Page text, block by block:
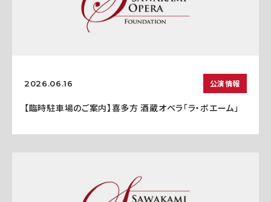
2026.06.16 公演情報
【臨時駐車場のご案内】喜多方 酒蔵オペラ「ラ・ボエーム」